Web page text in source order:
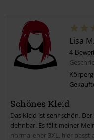
Lisa M.
4
Schönes Kleid
Das Kleid ist sehr schön.
dehnbar. Es fällt meiner
normal eher 3XL, hier passt